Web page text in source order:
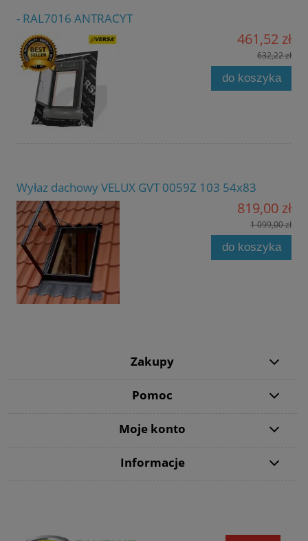
- RAL7016 ANTRACYT
461,52 zł
632,22 zł
do koszyka
Wyłaz dachowy VELUX GVT 0059Z 103 54x83
819,00 zł
1 099,00 zł
do koszyka
Zakupy
Pomoc
Moje konto
Informacje